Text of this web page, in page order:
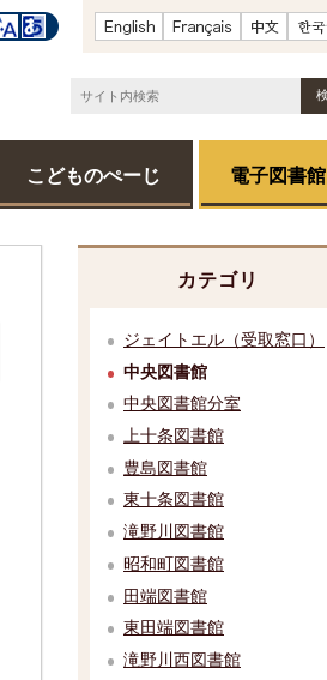
こどものぺーじ 電子図書館
カテゴリ
ジェイトエル（受取窓口）
中央図書館
中央図書館分室
上十条図書館
豊島図書館
東十条図書館
滝野川図書館
昭和町図書館
田端図書館
東田端図書館
滝野川西図書館